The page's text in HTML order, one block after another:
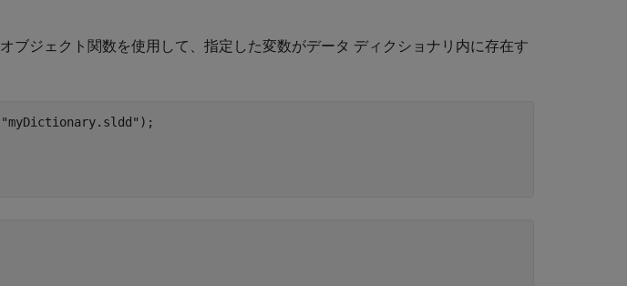
オブジェクト関数を使用して、指定した変数がデータ ディクショナリ内に存在す
"myDictionary.sldd" );